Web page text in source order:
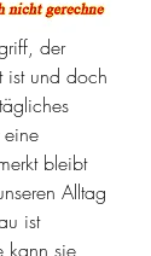
der
ist und doch
eine
bleibt
Alltag
ist
kann sie